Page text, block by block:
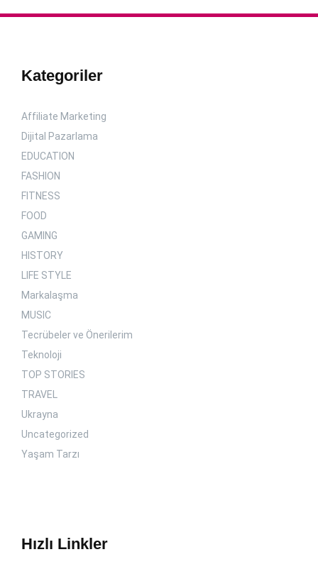
Kategoriler
Affiliate Marketing
Dijital Pazarlama
EDUCATION
FASHION
FITNESS
FOOD
GAMING
HISTORY
LIFE STYLE
Markalaşma
MUSIC
Tecrübeler ve Önerilerim
Teknoloji
TOP STORIES
TRAVEL
Ukrayna
Uncategorized
Yaşam Tarzı
Hızlı Linkler